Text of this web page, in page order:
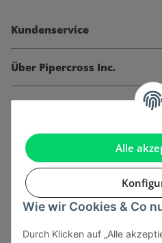
Alle
Wie wir Cookies & Co
Durch Klicken auf „Alle
Kundenservice
Über Pipercross Inc.
Informationen
Gesetzliche Informationen